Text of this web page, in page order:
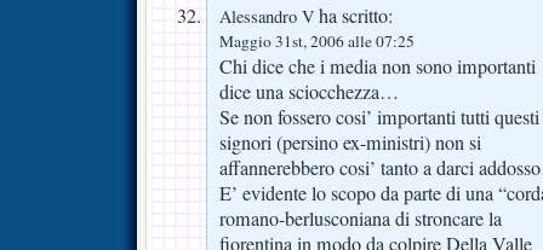
Alessandro V ha scritto:
Maggio 31st, 2006 alle 07:25
Chi dice che i media non sono importanti
dice una sciocchezza…
Se non fossero cosi’ importanti tutti questi
signori (persino ex-ministri) non si
affannerebbero cosi’ tanto a darci
E’ evidente lo scopo da parte di una
romano-berlusconiana di stroncare la
fiorentina in modo da colpire Della Valle